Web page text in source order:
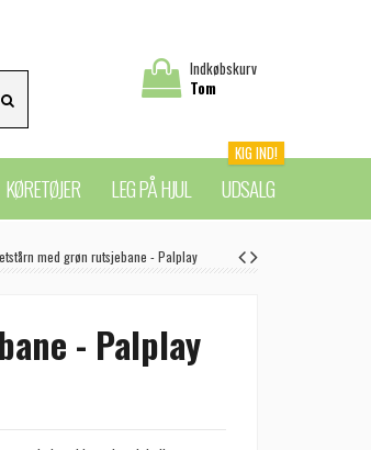
Indkøbskurv
Tom
KØRETØJER LEG PÅ HJUL UDSALG
KIG IND!
med grøn rutsjebane - Palplay
- Palplay